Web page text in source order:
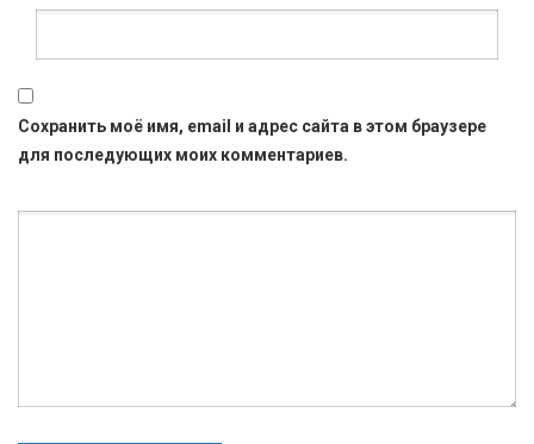
Сохранить моё имя, email и адрес сайта в этом браузере
для последующих моих комментариев.